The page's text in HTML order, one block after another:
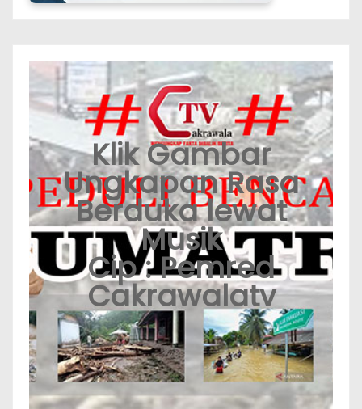
Klik Gambar
Ungkapan Rasa
Berduka lewat
Musik
Cip : Pemred
Cakrawalatv